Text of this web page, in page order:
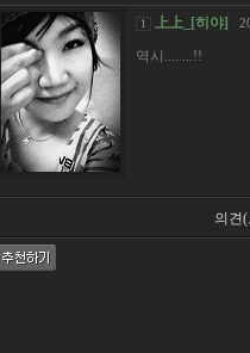
1 上上_[히야]
역시........!!
의견